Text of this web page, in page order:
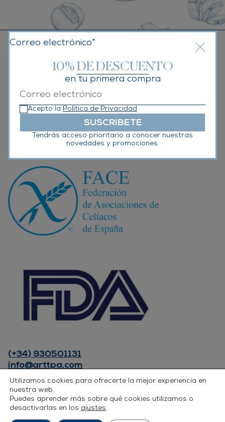
Certificados por:
(+34) 930501131
info@arttpa.com
INSTAGRAM
FACEBOOK
LINKEDIN
Política de privacidad
Política de Cookies
10% DE DESCUENTO
en tu primera compra
Correo electrónico*
Acepto la Política de Privacidad
SUSCRIBETE
Tendrás acceso prioritario a conocer nuestras
novedades y promociones.
Utilizamos cookies para ofrecerte la mejor experiencia en
nuestra web.
Puedes aprender más sobre qué cookies utilizamos o
desactivarlas en los ajustes.